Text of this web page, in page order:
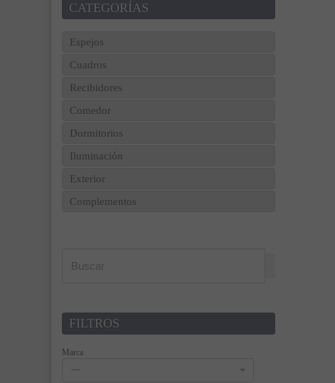
CATEGORÍAS
Espejos
Cuadros
Recibidores
Comedor
Dormitorios
Iluminación
Exterior
Complementos
FILTROS
Marca
---